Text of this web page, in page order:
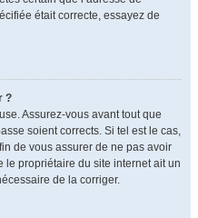
était correcte, essayez de
?
Assurez-vous avant tout que
soient corrects. Si tel est le cas,
de vous assurer de ne pas avoir
le propriétaire du site internet ait un
de la corriger.